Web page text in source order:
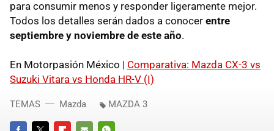
para consumir menos y responder ligeramente mejor.
Todos los detalles serán dados a conocer entre
septiembre y noviembre de este año.
En Motorpasión México | Comparativa: Mazda CX-3 vs
Suzuki Vitara vs Honda HR-V (I)
TEMAS Mazda MAZDA 3